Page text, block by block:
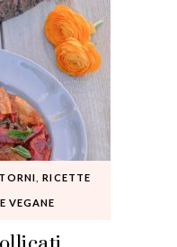
,RICETTE
VEGANE